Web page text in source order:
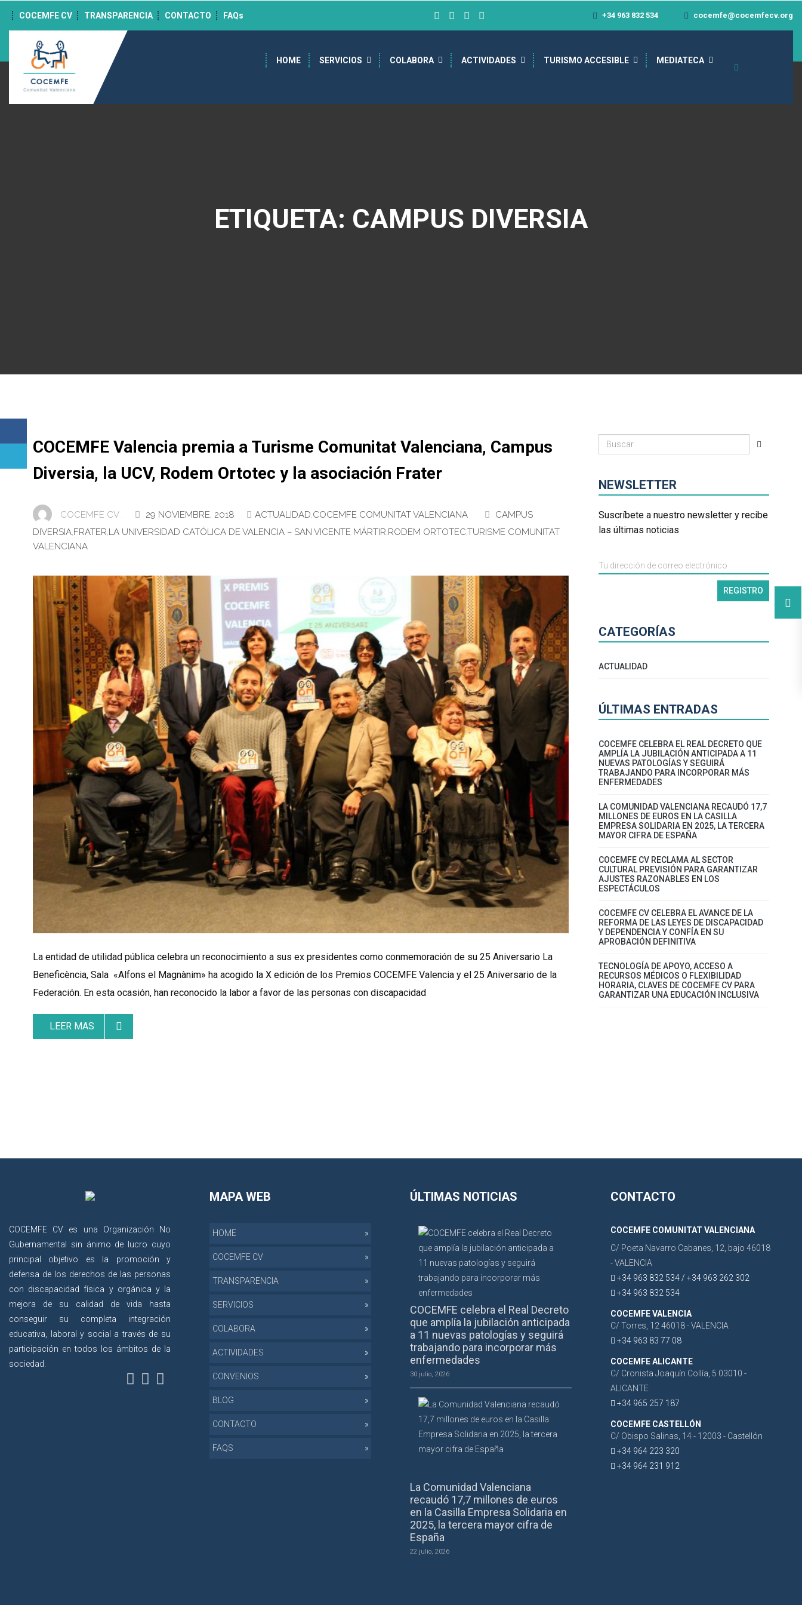
COCEMFE CV
TRANSPARENCIA CONTACTO FAQs +34 963 832 534 cocemfe@cocemfecv.org
HOME SERVICIOS COLABORA ACTIVIDADES TURISMO ACCESIBLE MEDIATECA
ETIQUETA: CAMPUS DIVERSIA
COCEMFE Valencia premia a Turisme Comunitat Valenciana, Campus
Diversia, la UCV, Rodem Ortotec y la asociación Frater
COCEMFE CV . 29 NOVIEMBRE, 2018 ACTUALIDAD,COCEMFE COMUNITAT VALENCIANA
CAMPUS
DIVERSIA,FRATER,LA UNIVERSIDAD CATÓLICA DE VALENCIA – SAN VICENTE MÁRTIR,RODEM ORTOTEC,TURISME COMUNITAT
VALENCIANA
La entidad de utilidad pública celebra un reconocimiento a sus ex presidentes como conmemoración de su 25 Aniversario La
Beneficència, Sala «Alfons el Magnànim» ha acogido la X edición de los Premios COCEMFE Valencia y el 25 Aniversario de la
Federación. En esta ocasión, han reconocido la labor a favor de las personas con discapacidad
LEER MAS
NEWSLETTER
Suscríbete a nuestro newsletter y recibe
las últimas noticias
CATEGORÍAS
ACTUALIDAD
ÚLTIMAS ENTRADAS
COCEMFE CELEBRA EL REAL DECRETO QUE
AMPLÍA LA JUBILACIÓN ANTICIPADA A 11
NUEVAS PATOLOGÍAS Y SEGUIRÁ
TRABAJANDO PARA INCORPORAR MÁS
ENFERMEDADES
LA COMUNIDAD VALENCIANA RECAUDÓ 17,7
MILLONES DE EUROS EN LA CASILLA
EMPRESA SOLIDARIA EN 2025, LA TERCERA
MAYOR CIFRA DE ESPAÑA
COCEMFE CV RECLAMA AL SECTOR
CULTURAL PREVISIÓN PARA GARANTIZAR
AJUSTES RAZONABLES EN LOS
ESPECTÁCULOS
COCEMFE CV CELEBRA EL AVANCE DE LA
REFORMA DE LAS LEYES DE DISCAPACIDAD
Y DEPENDENCIA Y CONFÍA EN SU
APROBACIÓN DEFINITIVA
TECNOLOGÍA DE APOYO, ACCESO A
RECURSOS MÉDICOS O FLEXIBILIDAD
HORARIA, CLAVES DE COCEMFE CV PARA
GARANTIZAR UNA EDUCACIÓN INCLUSIVA
COCEMFE CV es una Organización No
Gubernamental sin ánimo de lucro cuyo
principal objetivo es la promoción y
defensa de los derechos de las personas
con discapacidad física y orgánica y la
mejora de su calidad de vida hasta
conseguir su completa integración
educativa, laboral y social a través de su
participación en todos los ámbitos de la
sociedad.
MAPA WEB
HOME
COCEMFE CV
TRANSPARENCIA
SERVICIOS
COLABORA
ACTIVIDADES
CONVENIOS
BLOG
CONTACTO
FAQS
ÚLTIMAS NOTICIAS
COCEMFE celebra el Real Decreto
que amplía la jubilación anticipada
a 11 nuevas patologías y seguirá
trabajando para incorporar más
enfermedades
30 julio, 2026
La Comunidad Valenciana
recaudó 17,7 millones de euros
en la Casilla Empresa Solidaria en
2025, la tercera mayor cifra de
España
22 julio, 2026
CONTACTO
COCEMFE COMUNITAT VALENCIANA
C/ Poeta Navarro Cabanes, 12, bajo 46018
- VALENCIA
+34 963 832 534 / +34 963 262 302
+34 963 832 534
COCEMFE VALENCIA
C/ Torres, 12 46018 - VALENCIA
+34 963 83 77 08
COCEMFE ALICANTE
C/ Cronista Joaquín Collía, 5 03010 -
ALICANTE
+34 965 257 187
COCEMFE CASTELLÓN
C/ Obispo Salinas, 14 - 12003 - Castellón
+34 964 223 320
+34 964 231 912